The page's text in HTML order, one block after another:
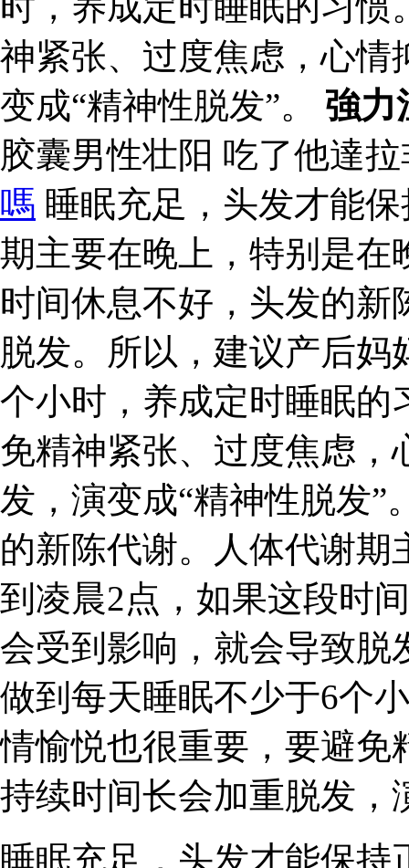
神紧张、过度焦虑，心情
变成“精神性脱发”。 強力
胶囊男性壮阳 吃了他達
嗎 睡眠充足，头发才能
期主要在晚上，特别是在
时间休息不好，头发的
脱发。所以，建议产后
个小时，养成定时睡眠的
免精神紧张、过度焦虑，
发，演变成“精神性脱发
的新陈代谢。人体代谢期
到凌晨2点，如果这段时
会受到影响，就会导致脱
做到每天睡眠不少于6个
情愉悦也很重要，要避免
持续时间长会加重脱发，
睡眠充足，头发才能保